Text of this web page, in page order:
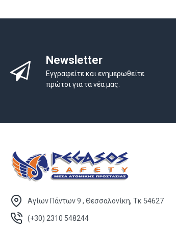
Newsletter
Εγγραφείτε και ενημερωθείτε
πρώτοι για τα νέα μας.
Αγίων Πάντων 9 , Θεσσαλονίκη, Τκ 54627
(+30) 2310 548244